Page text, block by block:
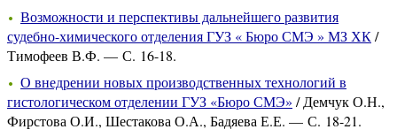
Возможности и перспективы дальнейшего развития
судебно-химического отделения ГУЗ « Бюро СМЭ » МЗ ХК/
Тимофеев В.Ф. — С. 16-18.
О внедрении новых производственных технологий в
гистологическом отделении ГУЗ «Бюро СМЭ» / Демчук О.Н.,
Фирстова О.И., Шестакова О.А., Бадяева Е.Е. — С. 18-21.